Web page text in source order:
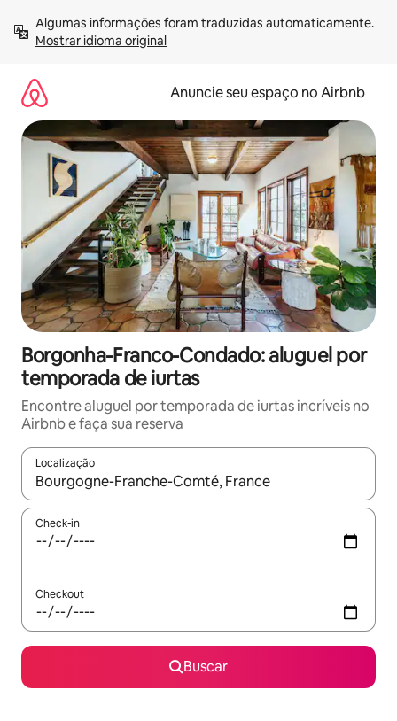
para
Mostrar idioma original
Anuncie seu espaço no Airbnb
Borgonha-Franco-Condado: aluguel por
temporada de iurtas
Encontre aluguel por temporada de iurtas incríveis no
Airbnb e faça sua reserva
Localização
Quando os resultados estiverem disponíveis, explore-os
Check-in
Checkout
Buscar